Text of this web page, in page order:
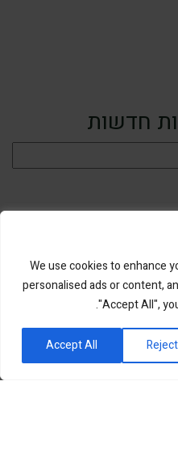
We use cookies to enhance
personalised ads or content,
"Accept All",
Accept All
חדשות
וחדשנות